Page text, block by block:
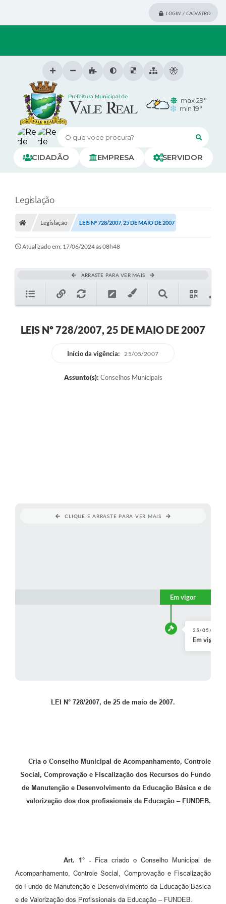
LOGIN / CADASTRO
O que voce procura?
CIDADÃO EMPRESA SERVIDOR
max 29°
min 19°
Legislação
Legislação LEIS Nº 728/2007, 25 DE MAIO DE 2007
Atualizado em: 17/06/2024 às 08h48
ARRASTE PARA VER MAIS
LEIS Nº 728/2007, 25 DE MAIO DE 2007
Início da vigência: 25/05/2007
Assunto(s): Conselhos Municipais
CLIQUE E ARRASTE PARA VER MAIS
Em vigor
25/05/2007
Em vigor
LEI N° 728/2007, de 25 de maio de 2007.
Cria o Conselho Municipal de Acompanhamento, Controle
Social, Comprovação e Fiscalização dos Recursos do Fundo
de Manutenção e Desenvolvimento da Educação Básica e de
valorização dos dos profissionais da Educação – FUNDEB.
Art. 1° -Fica criado o Conselho Municipal de
Acompanhamento, Controle Social, Comprovação e Fiscalização
do Fundo de Manutenção e Desenvolvimento da Educação Básica
e de Valorização dos Profissionais da Educação – FUNDEB.